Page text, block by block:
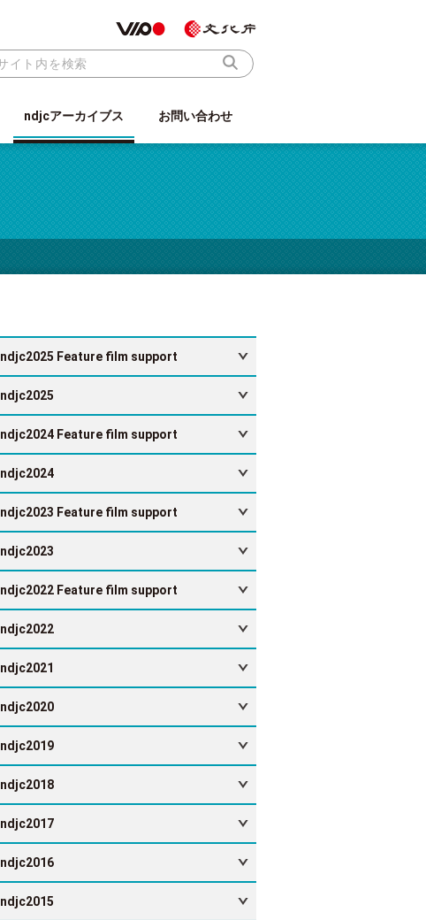
ndjcアーカイブス お問い合わせ
ndjc2025 Feature film support
ndjc2025
ndjc2024 Feature film support
ndjc2024
ndjc2023 Feature film support
ndjc2023
ndjc2022 Feature film support
ndjc2022
ndjc2021
ndjc2020
ndjc2019
ndjc2018
ndjc2017
ndjc2016
ndjc2015